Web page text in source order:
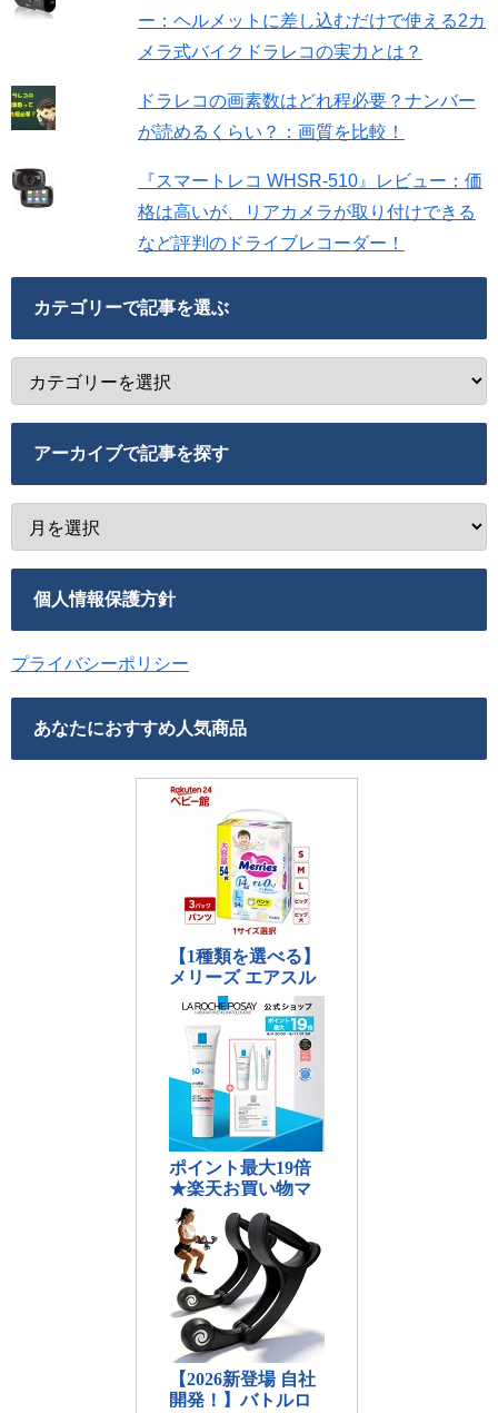
ー：ヘルメットに差し込むだけで使える2カ
メラ式バイクドラレコの実力とは？
ドラレコの画素数はどれ程必要？ナンバー
が読めるくらい？：画質を比較！
『スマートレコ WHSR-510』レビュー：価
格は高いが、リアカメラが取り付けできる
など評判のドライブレコーダー！
カテゴリーで記事を選ぶ
アーカイブで記事を探す
個人情報保護方針
プライバシーポリシー
あなたにおすすめ人気商品